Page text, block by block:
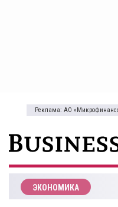
Реклама: АО
ЭКОНОМИКА